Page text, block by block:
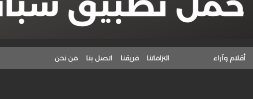
أقلام وآراء التزاماتنا فريقنا اتصل بنا من نحن